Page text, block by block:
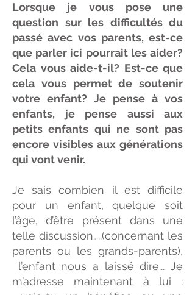
Lorsque je vous pose une
question sur les difficultés du
passé avec vos parents, est-ce
que parler ici pourrait les aider?
Cela vous aide-t-il? Est-ce que
cela vous permet de soutenir
votre enfant? Je pense à vos
enfants, je pense aussi aux
petits enfants qui ne sont pas
encore visibles aux générations
qui vont venir.
Je sais combien il est difficile
pour un enfant, quelque soit
l’âge, d’être présent dans une
telle discussion…..(concernant les
parents ou les grands-parents),
l’enfant nous a laissé dire... Je
m’adresse maintenant à lui :